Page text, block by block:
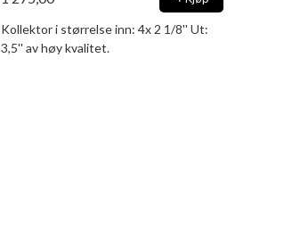
Kollektor i størrelse inn: 4x 2 1/8'' Ut:
3,5'' av høy kvalitet.